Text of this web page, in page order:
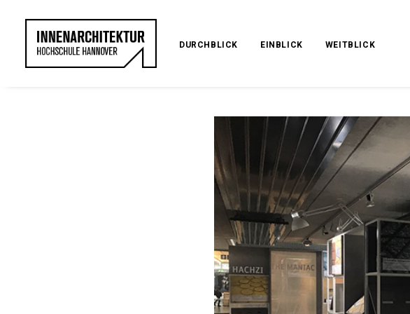
DURCHBLICK EINBLICK WEITBLICK